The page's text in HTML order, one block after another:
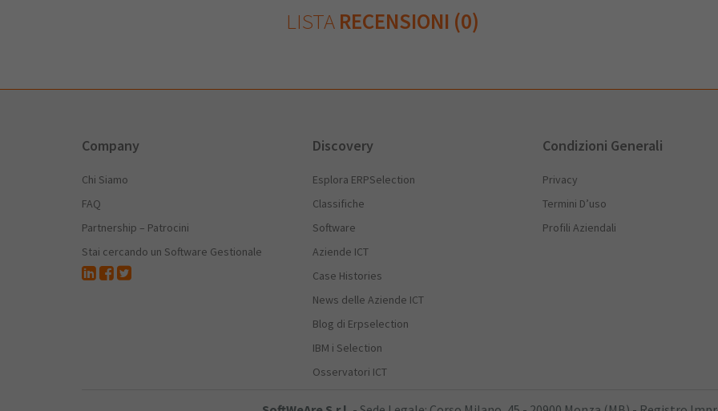
LISTA RECENSIONI (0)
Company
Chi Siamo
FAQ
Partnership – Patrocini
Stai cercando un Software Gestionale
Discovery
Esplora ERPSelection
Classifiche
Software
Aziende ICT
Case Histories
News delle Aziende ICT
Blog di Erpselection
IBM i Selection
Osservatori ICT
Condizioni Generali
Privacy
Termini D’uso
Profili Aziendali